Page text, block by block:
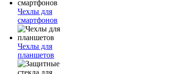
Чехлы для
смартфонов
Чехлы для
планшетов